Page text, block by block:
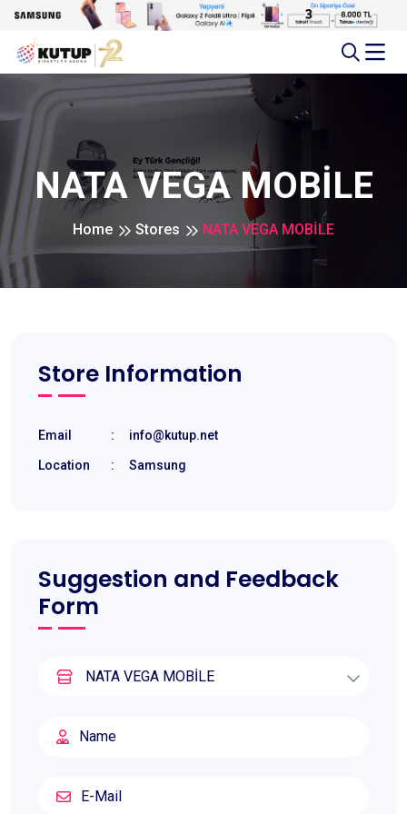
NATA VEGA MOBİLE
Home Stores NATA VEGA MOBİLE
Store Information
Email : info@kutup.net
Location : Samsung
Suggestion and Feedback
Form